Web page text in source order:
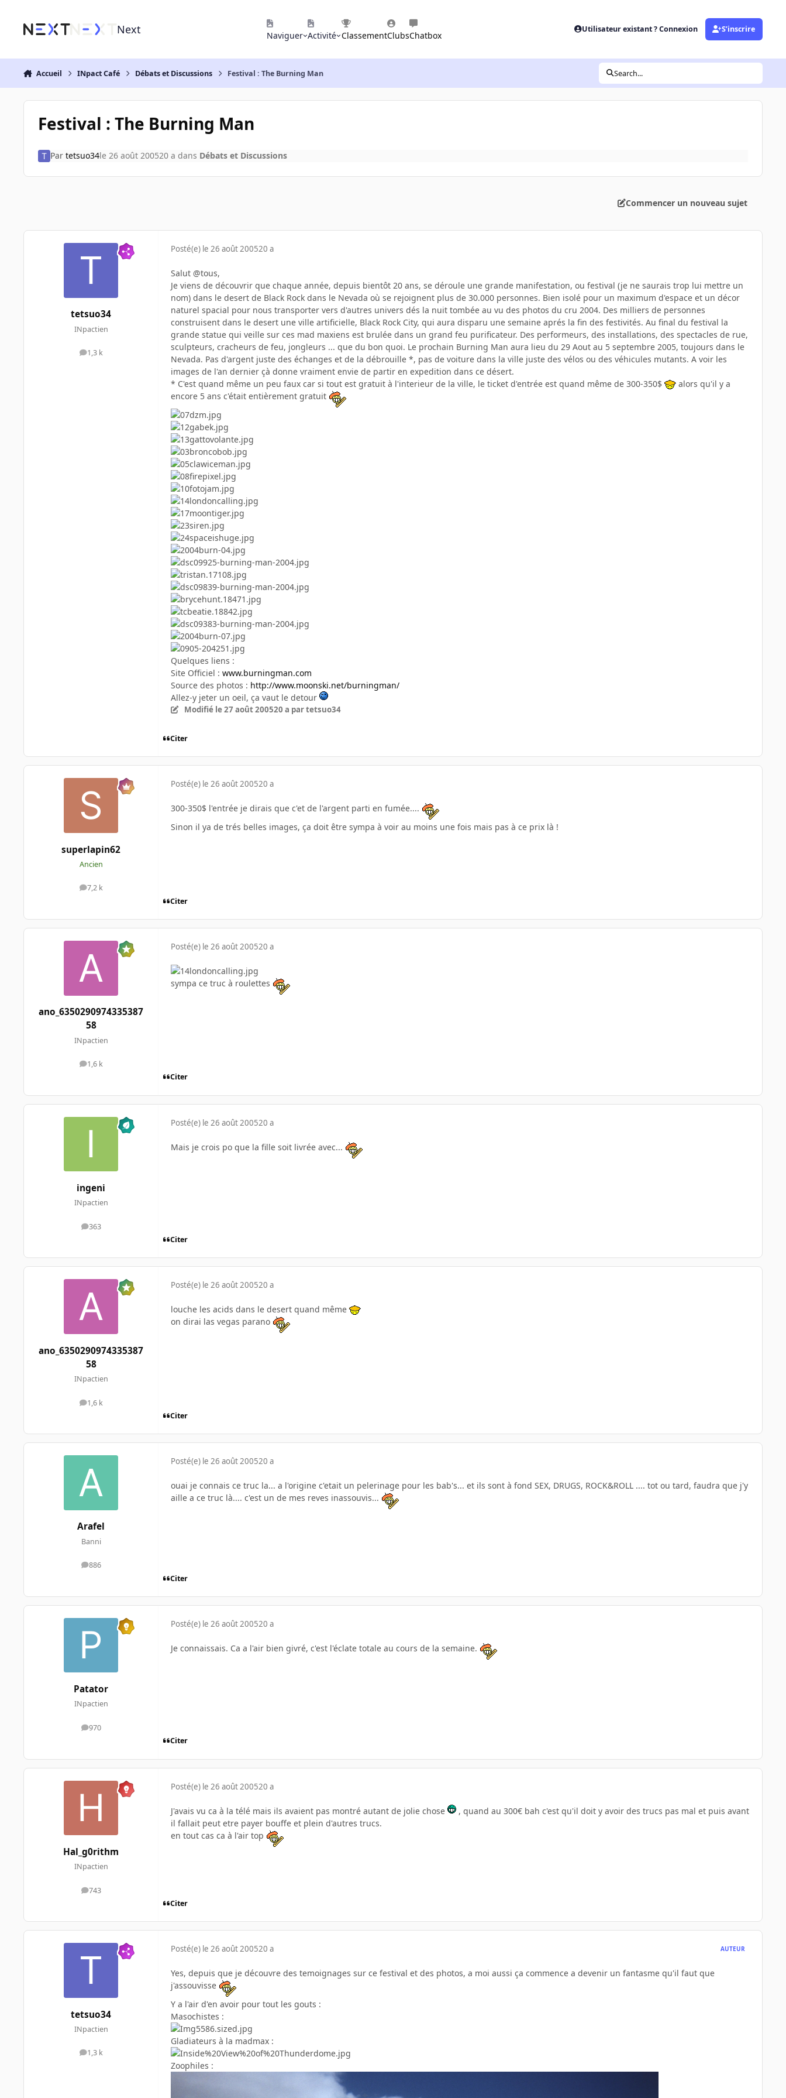
Next Naviguer Activité ClassementClubsChatbox
Utilisateur existant ? Connexion S’inscrire
Accueil INpact Café Débats et Discussions Festival : The Burning Man Search...
Festival : The Burning Man
Par tetsuo34le 26 août 200520 a dans Débats et Discussions
Commencer un nouveau sujet
tetsuo34
INpactien
1,3 k
messages
Posté(e) le 26 août 200520 a
Salut @tous,
Je viens de découvrir que chaque année, depuis bientôt 20 ans, se déroule une grande manifestation, ou festival (je ne saurais trop lui mettre un
nom) dans le desert de Black Rock dans le Nevada où se rejoignent plus de 30.000 personnes. Bien isolé pour un maximum d'espace et un décor
naturel spacial pour nous transporter vers d'autres univers dés la nuit tombée au vu des photos du cru 2004. Des milliers de personnes
construisent dans le desert une ville artificielle, Black Rock City, qui aura disparu une semaine aprés la fin des festivités. Au final du festival la
grande statue qui veille sur ces mad maxiens est brulée dans un grand feu purificateur. Des performeurs, des installations, des spectacles de rue,
sculpteurs, cracheurs de feu, jongleurs ... que du bon quoi. Le prochain Burning Man aura lieu du 29 Aout au 5 septembre 2005, toujours dans le
Nevada. Pas d'argent juste des échanges et de la débrouille *, pas de voiture dans la ville juste des vélos ou des véhicules mutants. A voir les
images de l'an dernier çà donne vraiment envie de partir en expedition dans ce désert.
* C'est quand même un peu faux car si tout est gratuit à l'interieur de la ville, le ticket d'entrée est quand même de 300-350$
alors qu'il y a
encore 5 ans c'était entièrement gratuit
Quelques liens :
Site Officiel : www.burningman.com
Source des photos : http://www.moonski.net/burningman/
Allez-y jeter un oeil, ça vaut le detour
Modifié le 27 août 200520 a par tetsuo34
Citer
superlapin62
Ancien
7,2 k
messages
Posté(e) le 26 août 200520 a
300-350$ l'entrée je dirais que c'et de l'argent parti en fumée....
Sinon il ya de trés belles images, ça doit être sympa à voir au moins une fois mais pas à ce prix là !
Citer
ano_6350290974335387
58
INpactien
1,6 k
messages
Posté(e) le 26 août 200520 a
sympa ce truc à roulettes
Citer
ingeni
INpactien
363
messages
Posté(e) le 26 août 200520 a
Mais je crois po que la fille soit livrée avec...
Citer
ano_6350290974335387
58
INpactien
1,6 k
messages
Posté(e) le 26 août 200520 a
louche les acids dans le desert quand même
on dirai las vegas parano
Citer
Arafel
Banni
886
messages
Posté(e) le 26 août 200520 a
ouai je connais ce truc la... a l'origine c'etait un pelerinage pour les bab's... et ils sont à fond SEX, DRUGS, ROCK&ROLL .... tot ou tard, faudra que j'y
aille a ce truc là.... c'est un de mes reves inassouvis...
Citer
Patator
INpactien
970
messages
Posté(e) le 26 août 200520 a
Je connaissais. Ca a l'air bien givré, c'est l'éclate totale au cours de la semaine.
Citer
Hal_g0rithm
INpactien
743
messages
Posté(e) le 26 août 200520 a
J'avais vu ca à la télé mais ils avaient pas montré autant de jolie chose
, quand au 300€ bah c'est qu'il doit y avoir des trucs pas mal et puis avant
il fallait peut etre payer bouffe et plein d'autres trucs.
en tout cas ca à l'air top
Citer
tetsuo34
INpactien
1,3 k
messages
Posté(e) le 26 août 200520 a AUTEUR
Yes, depuis que je découvre des temoignages sur ce festival et des photos, a moi aussi ça commence a devenir un fantasme qu'il faut que
j'assouvisse
Y a l'air d'en avoir pour tout les gouts :
Masochistes :
Gladiateurs à la madmax :
Zoophiles :